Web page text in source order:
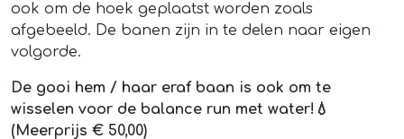
ook om de hoek geplaatst worden zoals
afgebeeld. De banen zijn in te delen naar eigen
volgorde.
De gooi hem / haar eraf baan is ook om te
wisselen voor de balance run met water!💧
(Meerprijs € 50,00)